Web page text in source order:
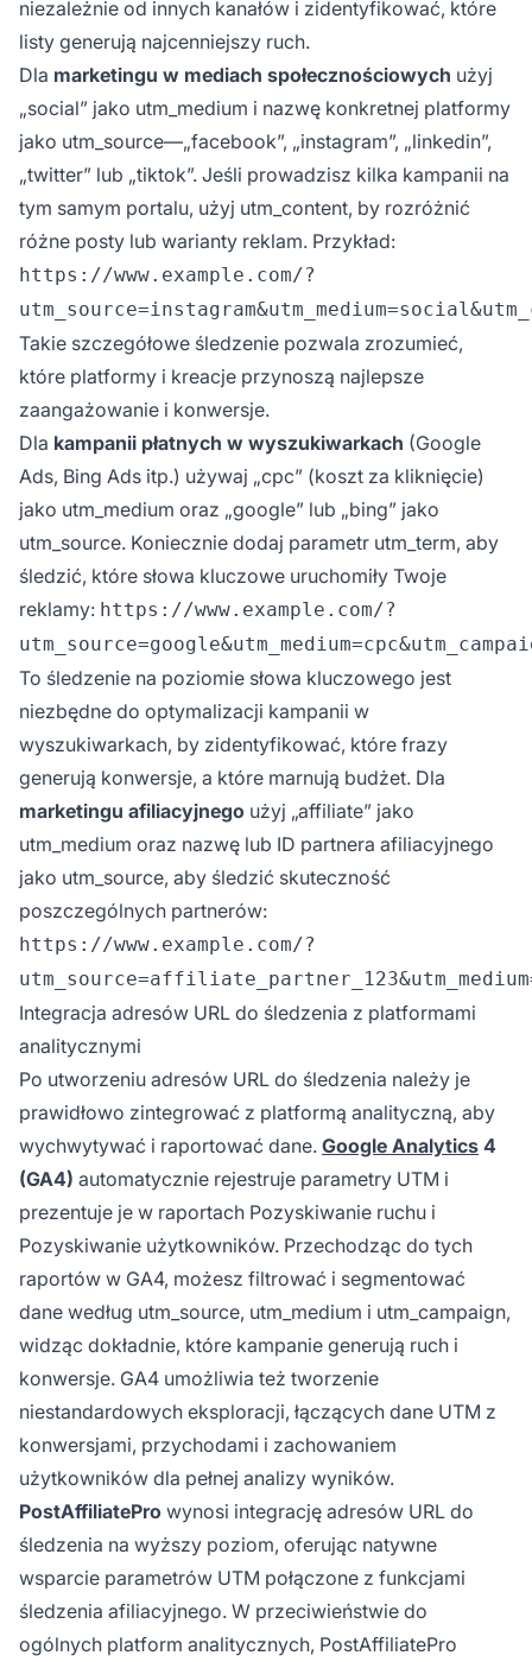
niezależnie od innych kanałów i zidentyfikować, które
listy generują najcenniejszy ruch.
Dla marketingu w mediach społecznościowych użyj
„social” jako utm_medium i nazwę konkretnej platformy
jako utm_source—„facebook”, „instagram”, „linkedin”,
„twitter” lub „tiktok”. Jeśli prowadzisz kilka kampanii na
tym samym portalu, użyj utm_content, by rozróżnić
różne posty lub warianty reklam. Przykład:
https://www.example.com/?
Takie szczegółowe śledzenie pozwala zrozumieć,
które platformy i kreacje przynoszą najlepsze
zaangażowanie i konwersje.
Dla kampanii płatnych w wyszukiwarkach (Google
Ads, Bing Ads itp.) używaj „cpc” (koszt za kliknięcie)
jako utm_medium oraz „google” lub „bing” jako
utm_source. Koniecznie dodaj parametr utm_term, aby
śledzić, które słowa kluczowe uruchomiły Twoje
reklamy: https://www.example.com/?
To śledzenie na poziomie słowa kluczowego jest
niezbędne do optymalizacji kampanii w
wyszukiwarkach, by zidentyfikować, które frazy
generują konwersje, a które marnują budżet. Dla
marketingu afiliacyjnego użyj „affiliate” jako
utm_medium oraz nazwę lub ID partnera afiliacyjnego
jako utm_source, aby śledzić skuteczność
poszczególnych partnerów:
https://www.example.com/?
Integracja adresów URL do śledzenia z platformami
analitycznymi
Po utworzeniu adresów URL do śledzenia należy je
prawidłowo zintegrować z platformą analityczną, aby
wychwytywać i raportować dane. Google Analytics 4
(GA4) automatycznie rejestruje parametry UTM i
prezentuje je w raportach Pozyskiwanie ruchu i
Pozyskiwanie użytkowników. Przechodząc do tych
raportów w GA4, możesz filtrować i segmentować
dane według utm_source, utm_medium i utm_campaign,
widząc dokładnie, które kampanie generują ruch i
konwersje. GA4 umożliwia też tworzenie
niestandardowych eksploracji, łączących dane UTM z
konwersjami, przychodami i zachowaniem
użytkowników dla pełnej analizy wyników.
PostAffiliatePro wynosi integrację adresów URL do
śledzenia na wyższy poziom, oferując natywne
wsparcie parametrów UTM połączone z funkcjami
śledzenia afiliacyjnego. W przeciwieństwie do
ogólnych platform analitycznych, PostAffiliatePro